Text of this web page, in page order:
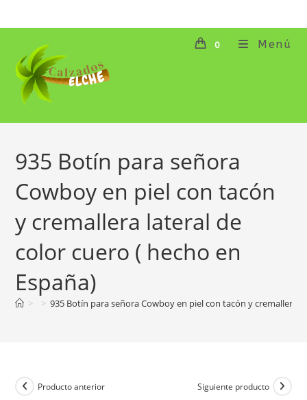
al
contenido
0 Menú
935 Botín para señora
Cowboy en piel con tacón
y cremallera lateral de
color cuero ( hecho en
España)
> > 935 Botín para señora Cowboy en piel con tacón y cremallera
Producto anterior Siguiente producto